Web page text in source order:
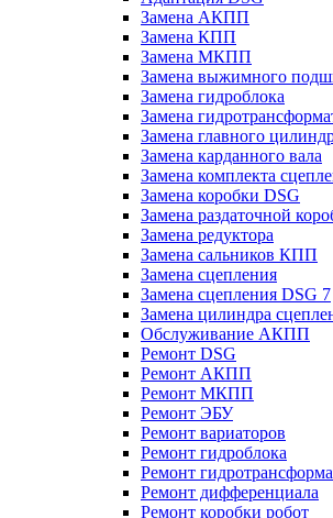
Замена АКПП
Замена КПП
Замена МКПП
Замена выжимного
Замена гидроблока
Замена
Замена главного
Замена карданного вала
Замена комплекта
Замена коробки DSG
Замена раздаточной
Замена редуктора
Замена сальников КПП
Замена сцепления
Замена сцепления DSG 7
Замена цилиндра
Обслуживание АКПП
Ремонт DSG
Ремонт АКПП
Ремонт МКПП
Ремонт ЭБУ
Ремонт вариаторов
Ремонт гидроблока
Ремонт
Ремонт дифференциала
Ремонт коробки робот